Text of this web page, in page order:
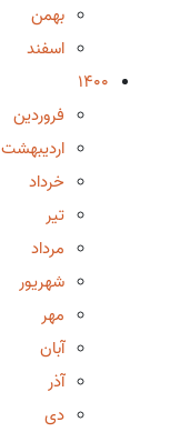
بهمن
اسفند
1400
فروردین
اردیبهشت
خرداد
تیر
مرداد
شهریور
مهر
آبان
آذر
دی